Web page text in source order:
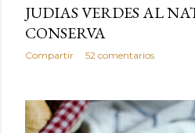
JUDIAS VERDES AL
CONSERVA
Compartir 52 comentarios